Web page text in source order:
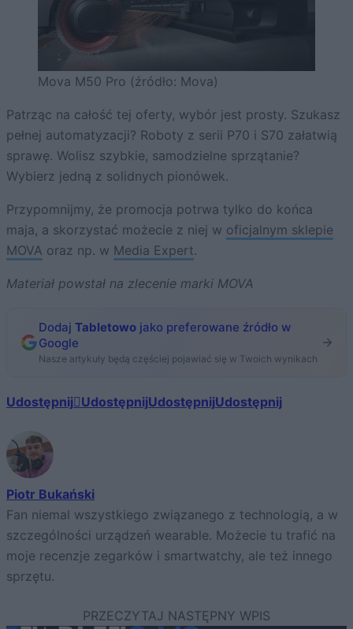
Mova M50 Pro (źródło: Mova)
Patrząc na całość tej oferty, wybór jest prosty. Szukasz
pełnej automatyzacji? Roboty z serii P70 i S70 załatwią
sprawę. Wolisz szybkie, samodzielne sprzątanie?
Wybierz jedną z solidnych pionówek.
Przypomnijmy, że promocja potrwa tylko do końca
maja, a skorzystać możecie z niej w oficjalnym sklepie
MOVA oraz np. w Media Expert.
Materiał powstał na zlecenie marki MOVA
Dodaj Tabletowo jako preferowane źródło w
Google
Nasze artykuły będą częściej pojawiać się w Twoich wynikach
Udostępnij UdostępnijUdostępnijUdostępnij
Piotr Bukański
Fan niemal wszystkiego związanego z technologią, a w
szczególności urządzeń wearable. Możecie tu trafić na
moje recenzje zegarków i smartwatchy, ale też innego
sprzętu.